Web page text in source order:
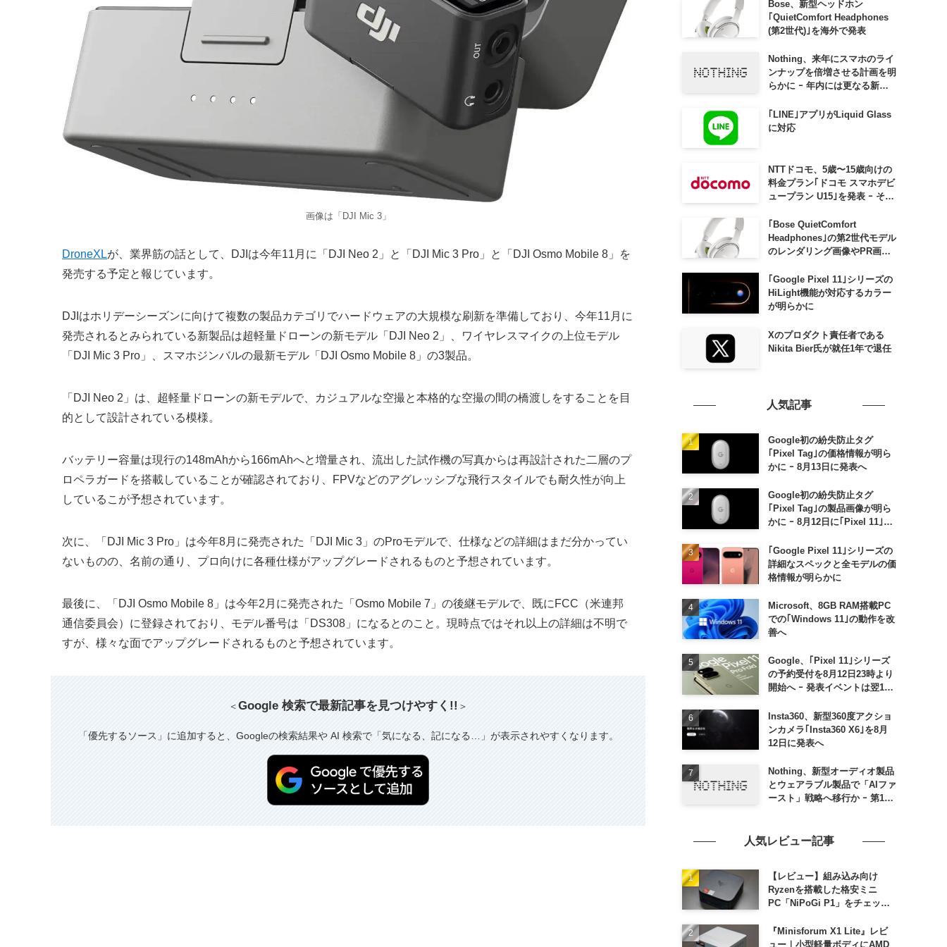
画像は「DJI Mic 3」
DroneXLが、業界筋の話として、DJIは今年11月に「DJI Neo 2」と「DJI Mic 3 Pro」と「DJI Osmo Mobile 8」を
発売する予定と報じています。
DJIはホリデーシーズンに向けて複数の製品カテゴリでハードウェアの大規模な刷新を準備しており、今年11月に
発売されるとみられている新製品は超軽量ドローンの新モデル「DJI Neo 2」、ワイヤレスマイクの上位モデル
「DJI Mic 3 Pro」、スマホジンバルの最新モデル「DJI Osmo Mobile 8」の3製品。
「DJI Neo 2」は、超軽量ドローンの新モデルで、カジュアルな空撮と本格的な空撮の間の橋渡しをすることを目
的として設計されている模様。
バッテリー容量は現行の148mAhから166mAhへと増量され、流出した試作機の写真からは再設計された二層のプ
ロペラガードを搭載していることが確認されており、FPVなどのアグレッシブな飛行スタイルでも耐久性が向上
しているこが予想されています。
次に、「DJI Mic 3 Pro」は今年8月に発売された「DJI Mic 3」のProモデルで、仕様などの詳細はまだ分かってい
ないものの、名前の通り、プロ向けに各種仕様がアップグレードされるものと予想されています。
最後に、「DJI Osmo Mobile 8」は今年2月に発売された「Osmo Mobile 7」の後継モデルで、既にFCC（米連邦
通信委員会）に登録されており、モデル番号は「DS308」になるとのこと。現時点ではそれ以上の詳細は不明で
すが、様々な面でアップグレードされるものと予想されています。
＜Google 検索で最新記事を見つけやすく!! ＞
「優先するソース」に追加すると、Googleの検索結果や AI 検索で「気になる、記になる…」が表示されやすくなります。
Bose、新型ヘッドホン
｢QuietComfort Headphones
(第2世代)｣を海外で発表
Nothing、来年にスマホのライ
ンナップを倍増させる計画を明
らかに ｰ 年内には更なる新製
｢LINE｣アプリがLiquid Glass
に対応
NTTドコモ、5歳〜15歳向けの
料金プラン｢ドコモ スマホデビ
ュープラン U15｣を発表 ｰ その
子割｣も
｢Bose QuietComfort
Headphones｣の第2世代モデル
のレンダリング画像やPR画像
｢Google Pixel 11｣シリーズの
HiLight機能が対応するカラー
が明らかに
Xのプロダクト責任者である
Nikita Bier氏が就任1年で退任
人気記事
Google初の紛失防止タグ
｢Pixel Tag｣の価格情報が明ら
かに ｰ 8月13日に発表へ
Google初の紛失防止タグ
｢Pixel Tag｣の製品画像が明ら
かに ｰ 8月12日に｢Pixel 11｣な
｢Google Pixel 11｣シリーズの
詳細なスペックと全モデルの価
格情報が明らかに
Microsoft、8GB RAM搭載PC
での｢Windows 11｣の動作を改
善へ
Google、｢Pixel 11｣シリーズ
の予約受付を8月12日23時より
開始へ ｰ 発表イベントは翌13
Insta360、新型360度アクショ
ンカメラ｢Insta360 X6｣を8月
12日に発表へ
Nothing、新型オーディオ製品
とウェアラブル製品で「AIファ
ースト」戦略へ移行か ｰ 第1弾
人気レビュー記事
【レビュー】組み込み向け
Ryzenを搭載した格安ミニ
PC「NiPoGi P1」をチェック
高性能
『Minisforum X1 Lite』レビ
ュー｜小型軽量ボディにAMD